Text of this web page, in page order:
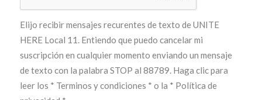
Elijo recibir mensajes recurentes de texto de UNITE
HERE Local 11. Entiendo que puedo cancelar mi
suscripción en cualquier momento enviando un mensaje
de texto con la palabra STOP al 88789. Haga clic para
leer los * Terminos y condiciones * o la * Política de